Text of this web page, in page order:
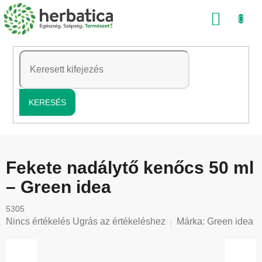
Ugrás
a
tartalomhoz
KERESÉS
Fekete nadálytő kenőcs 50 ml
– Green idea
5305
A
Nincs értékelés Ugrás az értékeléshez Márka: Green idea